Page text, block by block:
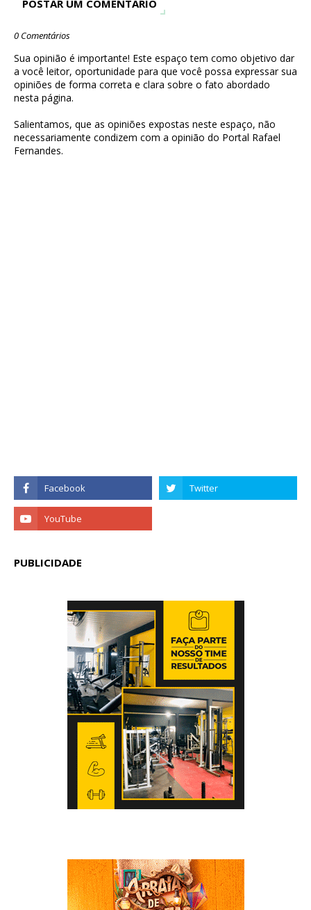
POSTAR UM COMENTÁRIO
0 Comentários
Sua opinião é importante! Este espaço tem como objetivo dar
a você leitor, oportunidade para que você possa expressar sua
opiniões de forma correta e clara sobre o fato abordado
nesta página.
Salientamos, que as opiniões expostas neste espaço, não
necessariamente condizem com a opinião do Portal Rafael
Fernandes.
PUBLICIDADE